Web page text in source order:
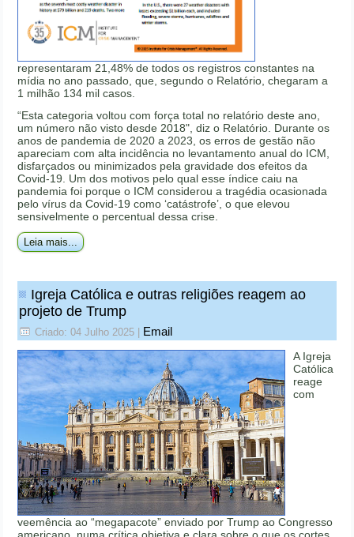
representaram 21,48% de todos os registros constantes na
mídia no ano passado, que, segundo o Relatório, chegaram a
1 milhão 134 mil casos.
“Esta categoria voltou com força total no relatório deste ano,
um número não visto desde 2018", diz o Relatório. Durante os
anos de pandemia de 2020 a 2023, os erros de gestão não
apareciam com alta incidência no levantamento anual do ICM,
disfarçados ou minimizados pela gravidade dos efeitos da
Covid-19. Um dos motivos pelo qual esse índice caiu na
pandemia foi porque o ICM considerou a tragédia ocasionada
pelo vírus da Covid-19 como ‘catástrofe’, o que elevou
sensivelmente o percentual dessa crise.
Leia mais...
Igreja Católica e outras religiões reagem ao
projeto de Trump
Criado: 04 Julho 2025 Email
A Igreja
Católica
reage
com
veemência ao “megapacote” enviado por Trump ao Congresso